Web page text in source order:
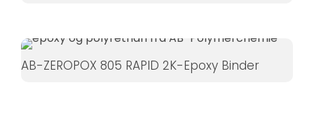
AB-ZEROPOX 805 RAPID 2K-Epoxy Binder
øger du
chancen
for at se